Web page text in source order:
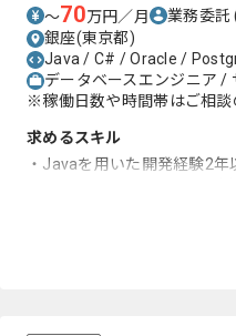
〜70万円／月 業務委託
銀座(東京都)
Java / C# / Oracle /
データベースエンジニア /
※稼働日数や時間帯はご相談
求めるスキル
・Javaを用いた開発経験2年